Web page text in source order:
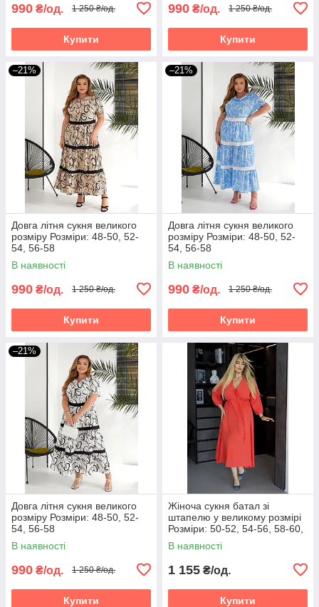
990 ₴/од. 1 250 ₴/од.
Купити
990 ₴/од. 1 250 ₴/од.
Купити
–21%
Довга літня сукня великого
розміру Розміри: 48-50, 52-
54, 56-58
В наявності
990 ₴/од. 1 250 ₴/од.
Купити
–21%
Довга літня сукня великого
розміру Розміри: 48-50, 52-
54, 56-58
В наявності
990 ₴/од. 1 250 ₴/од.
Купити
–21%
Довга літня сукня великого
розміру Розміри: 48-50, 52-
54, 56-58
В наявності
990 ₴/од. 1 250 ₴/од.
Купити
Жіноча сукня батал зі
штапелю у великому розмірі
Розміри: 50-52, 54-56, 58-60,
62-64
В наявності
1 155 ₴/од.
Купити